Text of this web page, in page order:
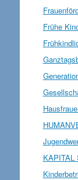
Frühe
KAPITAL